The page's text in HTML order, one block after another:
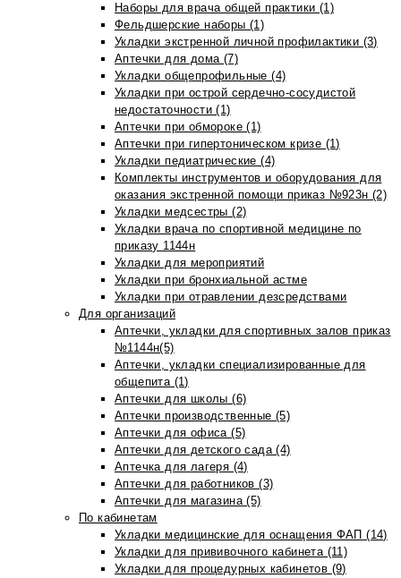
Наборы для врача общей практики (1)
Фельдшерские наборы (1)
Укладки экстренной личной профилактики (3)
Аптечки для дома (7)
Укладки общепрофильные (4)
Укладки при острой сердечно-сосудистой
недостаточности (1)
Аптечки при обмороке (1)
Аптечки при гипертоническом кризе (1)
Укладки педиатрические (4)
Комплекты инструментов и оборудования для
оказания экстренной помощи приказ №923н (2)
Укладки медсестры (2)
Укладки врача по спортивной медицине по
приказу 1144н
Укладки для мероприятий
Укладки при бронхиальной астме
Укладки при отравлении дезсредствами
Для организаций
Аптечки, укладки для спортивных залов приказ
№1144н(5)
Аптечки, укладки специализированные для
общепита (1)
Аптечки для школы (6)
Аптечки производственные (5)
Аптечки для офиса (5)
Аптечки для детского сада (4)
Аптечка для лагеря (4)
Аптечки для работников (3)
Аптечки для магазина (5)
По кабинетам
Укладки медицинские для оснащения ФАП (14)
Укладки для прививочного кабинета (11)
Укладки для процедурных кабинетов (9)